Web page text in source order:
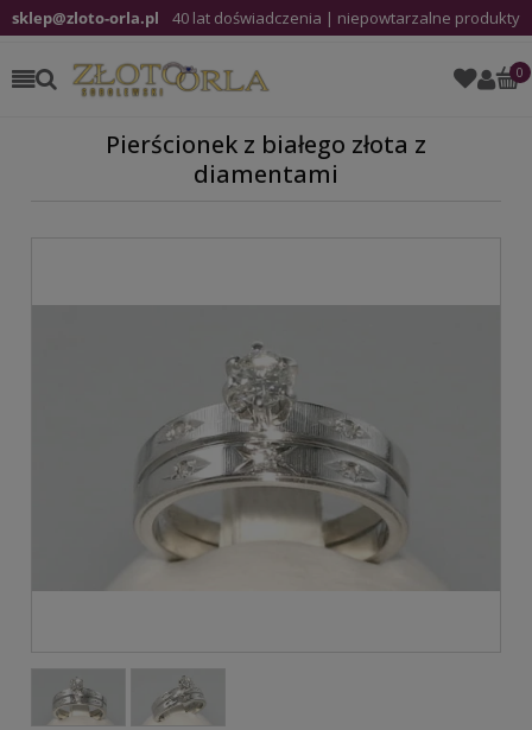
sklep@zloto-orla.pl 40 lat doświadczenia | niepowtarzalne produkty
Pierścionek z białego złota z
diamentami